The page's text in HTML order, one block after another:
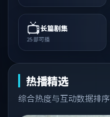
📺长篇剧集
25部可播
热播精选
综合热度与互动数据排序